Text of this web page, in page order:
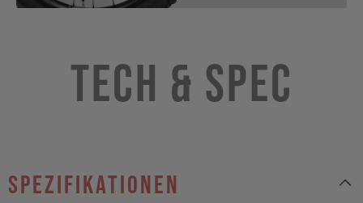
Tech & Spec
Spezifikationen